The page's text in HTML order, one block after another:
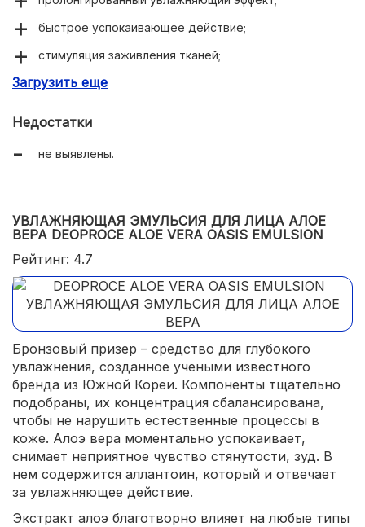
быстрое успокаивающее действие;
стимуляция заживления тканей;
подходит для любого возраста и типа кожи.
Загрузить еще
Недостатки
не выявлены.
УВЛАЖНЯЮЩАЯ ЭМУЛЬСИЯ ДЛЯ ЛИЦА АЛОЕ
ВЕРА DEOPROCE ALOE VERA OASIS EMULSION
Рейтинг: 4.7
Бронзовый призер – средство для глубокого
увлажнения, созданное учеными известного
бренда из Южной Кореи. Компоненты тщательно
подобраны, их концентрация сбалансирована,
чтобы не нарушить естественные процессы в
коже. Алоэ вера моментально успокаивает,
снимает неприятное чувство стянутости, зуд. В
нем содержится аллантоин, который и отвечает
за увлажняющее действие.
Экстракт алоэ благотворно влияет на любые типы